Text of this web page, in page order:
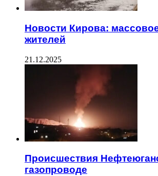
Новости Кирова:
жителей
21.12.2025
Происшествия
газопроводе